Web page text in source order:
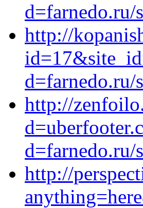
d=farnedo.ru/
http://
d=farnedo.ru/
http://
d=farnedo.ru/
http://